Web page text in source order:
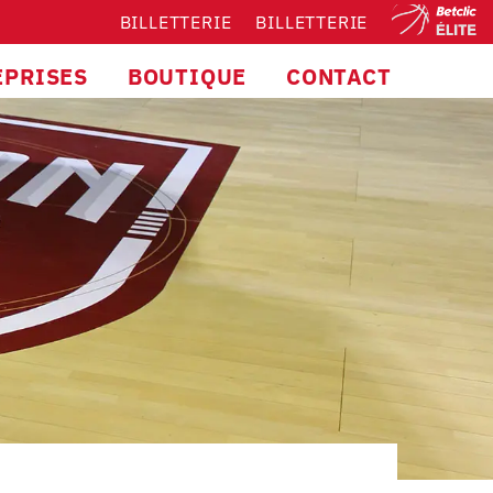
BILLETTERIE BILLETTERIE
BOUTIQUE CONTACT